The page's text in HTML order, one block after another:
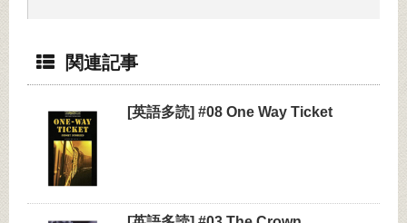
関連記事
[英語多読] #08 One Way Ticket